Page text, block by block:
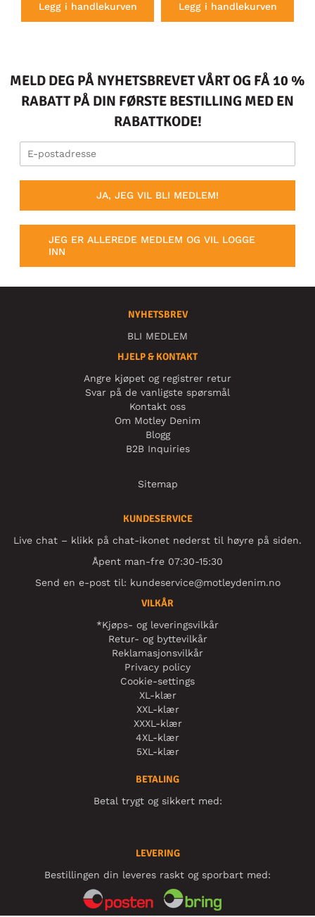
Legg i handlekurven Legg i handlekurven
MELD DEG PÅ NYHETSBREVET VÅRT OG FÅ 10 %
RABATT PÅ DIN FØRSTE BESTILLING MED EN
RABATTKODE!
JA, JEG VIL BLI MEDLEM!
JEG ER ALLEREDE MEDLEM OG VIL LOGGE
INN
NYHETSBREV
BLI MEDLEM
HJELP & KONTAKT
Angre kjøpet og registrer retur
Svar på de vanligste spørsmål
Kontakt oss
Om Motley Denim
Blogg
B2B Inquiries
Sitemap
KUNDESERVICE
Live chat – klikk på chat-ikonet nederst til høyre på siden.
Åpent man-fre 07:30-15:30
Send en e-post til: kundeservice@motleydenim.no
VILKÅR
*Kjøps- og leveringsvilkår
Retur- og byttevilkår
Reklamasjonsvilkår
Privacy policy
Cookie-settings
XL-klær
XXL-klær
XXXL-klær
4XL-klær
5XL-klær
BETALING
Betal trygt og sikkert med:
LEVERING
Bestillingen din leveres raskt og sporbart med: